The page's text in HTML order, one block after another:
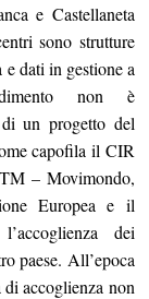
e Castellaneta
sono strutture
e dati in gestione a
non è
un progetto del
capofila il CIR
– Movimondo,
Europea e il
dei
paese. All’epoca
accoglienza non